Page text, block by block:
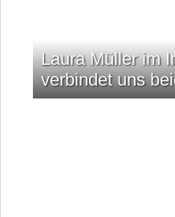
Laura Müller im
verbindet uns